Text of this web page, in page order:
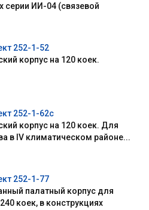
серии ИИ-04 (связевой
252-1-52
корпус на 120 коек.
252-1-62с
корпус на 120 коек. Для
в IV климатическом районе...
252-1-77
палатный корпус для
коек, в конструкциях